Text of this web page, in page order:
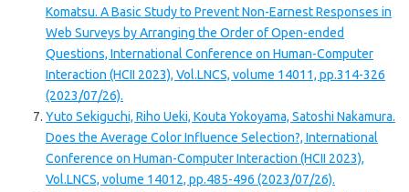
Komatsu. A Basic Study to Prevent Non-Earnest Responses in
Web Surveys by Arranging the Order of Open-ended
Questions, International Conference on Human-Computer
Interaction (HCII 2023), Vol.LNCS, volume 14011, pp.314-326
(2023/07/26).
Yuto Sekiguchi, Riho Ueki, Kouta Yokoyama, Satoshi Nakamura.
Does the Average Color Influence Selection?, International
Conference on Human-Computer Interaction (HCII 2023),
Vol.LNCS, volume 14012, pp.485-496 (2023/07/26).